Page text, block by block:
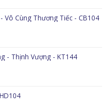
Vô Cùng Thương Tiếc - CB104
- Thịnh Vượng - KT144